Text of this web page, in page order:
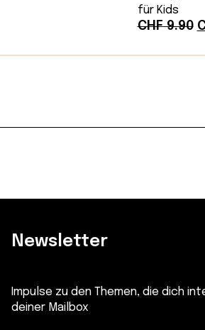
für Kids
CHF9.90
Newsletter
Impulse zu den Themen, die dich
deiner Mailbox